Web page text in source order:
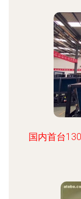
国内首台